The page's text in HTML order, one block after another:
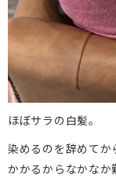
ほぼサラの白髪。
染めるのを辞めてか
かかるからなかなか